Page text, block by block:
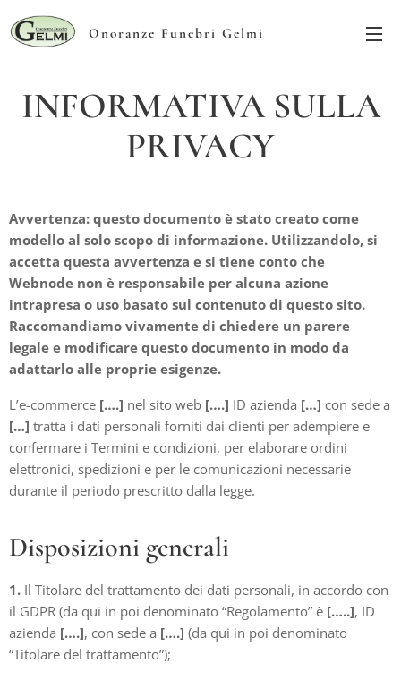
Onoranze Funebri Gelmi
INFORMATIVA SULLA
PRIVACY
Avvertenza: questo documento è stato creato come
modello al solo scopo di informazione. Utilizzandolo, si
accetta questa avvertenza e si tiene conto che
Webnode non è responsabile per alcuna azione
intrapresa o uso basato sul contenuto di questo sito.
Raccomandiamo vivamente di chiedere un parere
legale e modificare questo documento in modo da
adattarlo alle proprie esigenze.
L’e-commerce [….] nel sito web [….] ID azienda […] con sede a
[…] tratta i dati personali forniti dai clienti per adempiere e
confermare i Termini e condizioni, per elaborare ordini
elettronici, spedizioni e per le comunicazioni necessarie
durante il periodo prescritto dalla legge.
Disposizioni generali
1. Il Titolare del trattamento dei dati personali, in accordo con
il GDPR (da qui in poi denominato “Regolamento” è […..], ID
azienda [….], con sede a [….] (da qui in poi denominato
“Titolare del trattamento”);